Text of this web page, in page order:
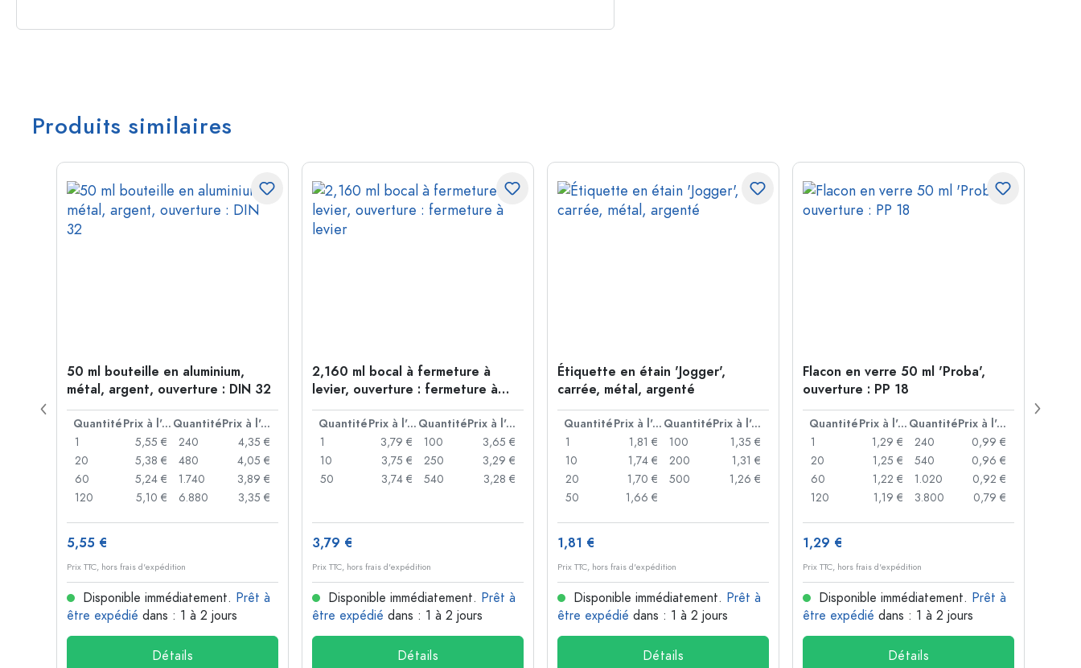
Produits similaires
50 ml bouteille en aluminium,
métal, argent, ouverture : DIN 32
Quantité Prix à l'unité Quantité
Prix à l'unité
1
5,55 €
20
5,38 €
60
5,24 €
120
5,10 €
240
4,35 €
480
4,05 €
1.740
3,89 €
6.880
3,35 €
5,55 €
Prix TTC, hors frais d'expédition
Disponible immédiatement. Prêt à
être expédié dans : 1 à 2 jours
Détails
2,160 ml bocal à fermeture à
levier, ouverture : fermeture à
levier
Quantité Prix à l'unité Quantité
Prix à l'unité
1
3,79 €
10
3,75 €
50
3,74 €
100
3,65 €
250
3,29 €
540
3,28 €
3,79 €
Prix TTC, hors frais d'expédition
Disponible immédiatement. Prêt à
être expédié dans : 1 à 2 jours
Détails
Étiquette en étain 'Jogger',
carrée, métal, argenté
Quantité Prix à l'unité Quantité
Prix à l'unité
1
1,81 €
10
1,74 €
20
1,70 €
50
1,66 €
100
1,35 €
200
1,31 €
500
1,26 €
1,81 €
Prix TTC, hors frais d'expédition
Disponible immédiatement. Prêt à
être expédié dans : 1 à 2 jours
Détails
Flacon en verre 50 ml 'Proba',
ouverture : PP 18
Quantité Prix à l'unité Quantité
Prix à l'unité
1
1,29 €
20
1,25 €
60
1,22 €
120
1,19 €
240
0,99 €
540
0,96 €
1.020
0,92 €
3.800
0,79 €
1,29 €
Prix TTC, hors frais d'expédition
Disponible immédiatement. Prêt à
être expédié dans : 1 à 2 jours
Détails